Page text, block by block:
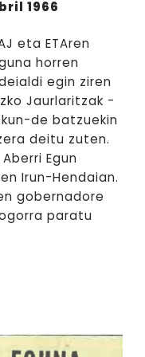
1966
eta ETAren
horren
egin ziren
Jaurlaritzak -
de batzuekin
deitu zuten.
Egun
Irun-Hendaian.
gobernadore
paratu